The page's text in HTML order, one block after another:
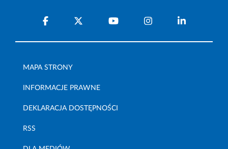
MAPA STRONY
INFORMACJE PRAWNE
DEKLARACJA DOSTĘPNOŚCI
RSS